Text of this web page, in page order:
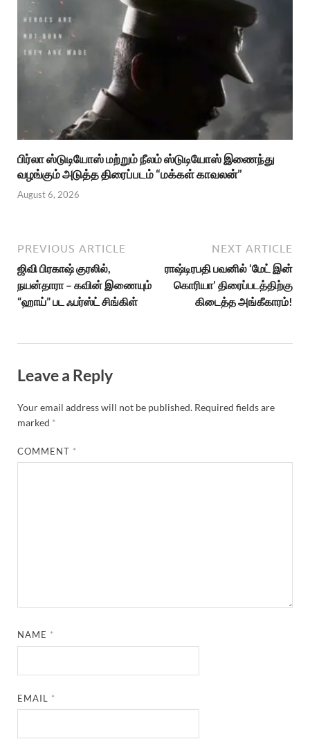
பிர்லா ஸ்டுடியோஸ் மற்றும் நீலம் ஸ்டுடியோஸ் இணைந்து
வழங்கும் அடுத்த திரைப்படம் “மக்கள் காவலன்”
August 6, 2026
PREVIOUS ARTICLE
ஜிவி பிரகாஷ் குரலில்,
நயன்தாரா – கவின் இணையும்
“ஹாய்” பட ஃபர்ஸ்ட் சிங்கிள்
NEXT ARTICLE
ராஷ்டிரபதி பவனில் ‘மேட் இன்
கொரியா’ திரைப்படத்திற்கு
கிடைத்த அங்கீகாரம்!
Leave a Reply
Your email address will not be published. Required fields are
marked *
COMMENT *
NAME *
EMAIL *